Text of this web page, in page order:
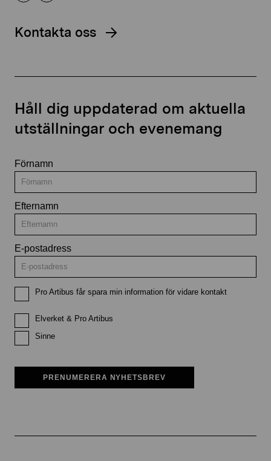
Kontakta oss
Håll dig uppdaterad om aktuella
utställningar och evenemang
Förnamn
Efternamn
E-postadress
Pro Artibus får spara min information för vidare kontakt
Elverket & Pro Artibus
Sinne
PRENUMERERA NYHETSBREV